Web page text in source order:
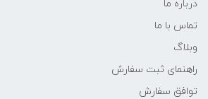
درباره ما
تماس با ما
وبلاگ
راهنمای ثبت سفارش
توافق سفارش